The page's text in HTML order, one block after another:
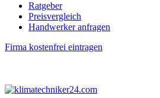
Ratgeber
Preisvergleich
Handwerker anfragen
Firma kostenfrei eintragen